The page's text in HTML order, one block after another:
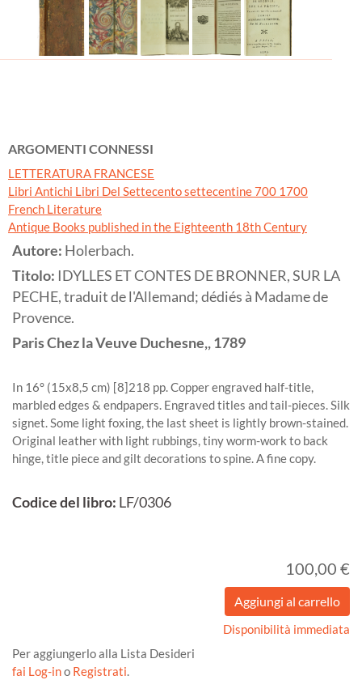
ARGOMENTI CONNESSI
LETTERATURA FRANCESE
Libri Antichi Libri Del Settecento settecentine 700 1700
French Literature
Antique Books published in the Eighteenth 18th Century
Autore: Holerbach.
Titolo: IDYLLES ET CONTES DE BRONNER, SUR LA
PECHE, traduit de l'Allemand; dédiés à Madame de
Provence.
ParisChez la Veuve Duchesne,,1789
In 16° (15x8,5 cm) [8]218 pp. Copper engraved half-title,
marbled edges & endpapers. Engraved titles and tail-pieces. Silk
signet. Some light foxing, the last sheet is lightly brown-stained.
Original leather with light rubbings, tiny worm-work to back
hinge, title piece and gilt decorations to spine. A fine copy.
Codice del libro: LF/0306
100,00 €
Disponibilità immediata
Per aggiungerlo alla Lista Desideri
fai Log-ino Registrati.